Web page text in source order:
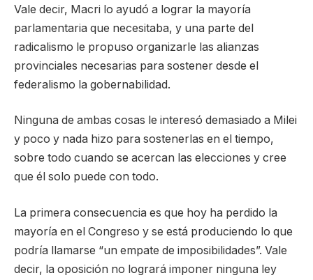
Vale decir, Macri lo ayudó a lograr la mayoría
parlamentaria que necesitaba, y una parte del
radicalismo le propuso organizarle las alianzas
provinciales necesarias para sostener desde el
federalismo la gobernabilidad.
Ninguna de ambas cosas le interesó demasiado a Milei
y poco y nada hizo para sostenerlas en el tiempo,
sobre todo cuando se acercan las elecciones y cree
que él solo puede con todo.
La primera consecuencia es que hoy ha perdido la
mayoría en el Congreso y se está produciendo lo que
podría llamarse “un empate de imposibilidades”. Vale
decir, la oposición no logrará imponer ninguna ley